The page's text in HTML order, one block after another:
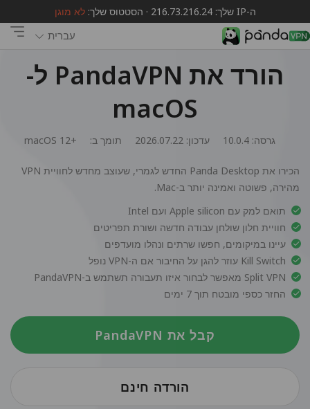
ה-IP שלך: 216.73.216.24 · הסטטוס שלך: לא מוגן
עברית
הורד את PandaVPN ל-
macOS
גרסה: 10.0.4 עדכון: 2026.07.22 תומך ב: macOS 12+
הכירו את Panda Desktop החדש לגמרי, שעוצב מחדש לחוויית VPN
מהירה, פשוטה ואמינה יותר ב-Mac.
תואם למק עם Apple silicon ועם Intel
חוויית חלון שולחן עבודה חדשה ושורת תפריטים
עיינו במיקומים, חפשו שרתים ונהלו מועדפים
Kill Switch עוזר להגן על החיבור אם ה-VPN נופל
Split VPN מאפשר לבחור איזו תעבורה תשתמש ב-PandaVPN
החזר כספי מובטח תוך 7 ימים
קבל את PandaVPN
הורדה חינם